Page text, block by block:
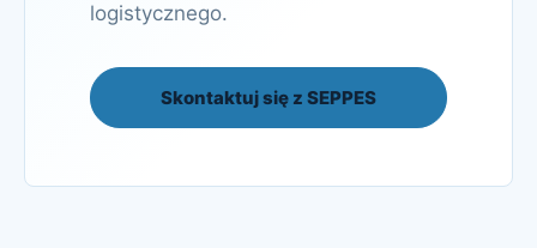
logistycznego.
Skontaktuj się z SEPPES